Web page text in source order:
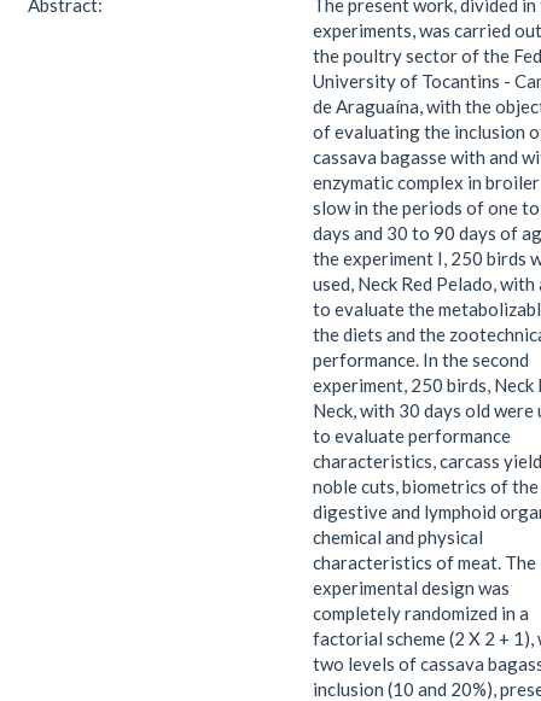
Abstract:
The present work, divided
experiments, was carried
the poultry sector of the
University of Tocantins -
de Araguaína, with the
of evaluating the inclusion
cassava bagasse with and
enzymatic complex in
slow in the periods of one
days and 30 to 90 days of
the experiment I, 250 birds
used, Neck Red Pelado, with
to evaluate the
the diets and the
performance. In the second
experiment, 250 birds, Neck
Neck, with 30 days old were
to evaluate performance
characteristics, carcass
noble cuts, biometrics of the
digestive and lymphoid
chemical and physical
characteristics of meat. The
experimental design was
completely randomized in a
factorial scheme (2 X 2 + 1),
two levels of cassava
inclusion (10 and 20%),